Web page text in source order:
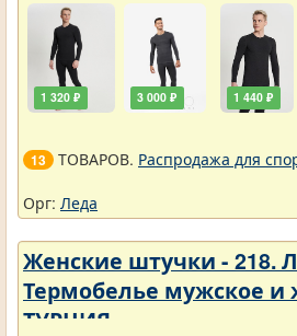
1 320 ₽ 3 000 ₽ 1 440 ₽
13 ТОВАРОВ. Распродажа для
Орг: Леда
Женские штучки -
Термобелье мужское и
ТУРЦИЯ